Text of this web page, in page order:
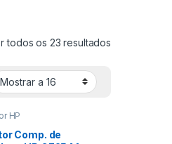
todos os 23 resultados
HP
Comp. de